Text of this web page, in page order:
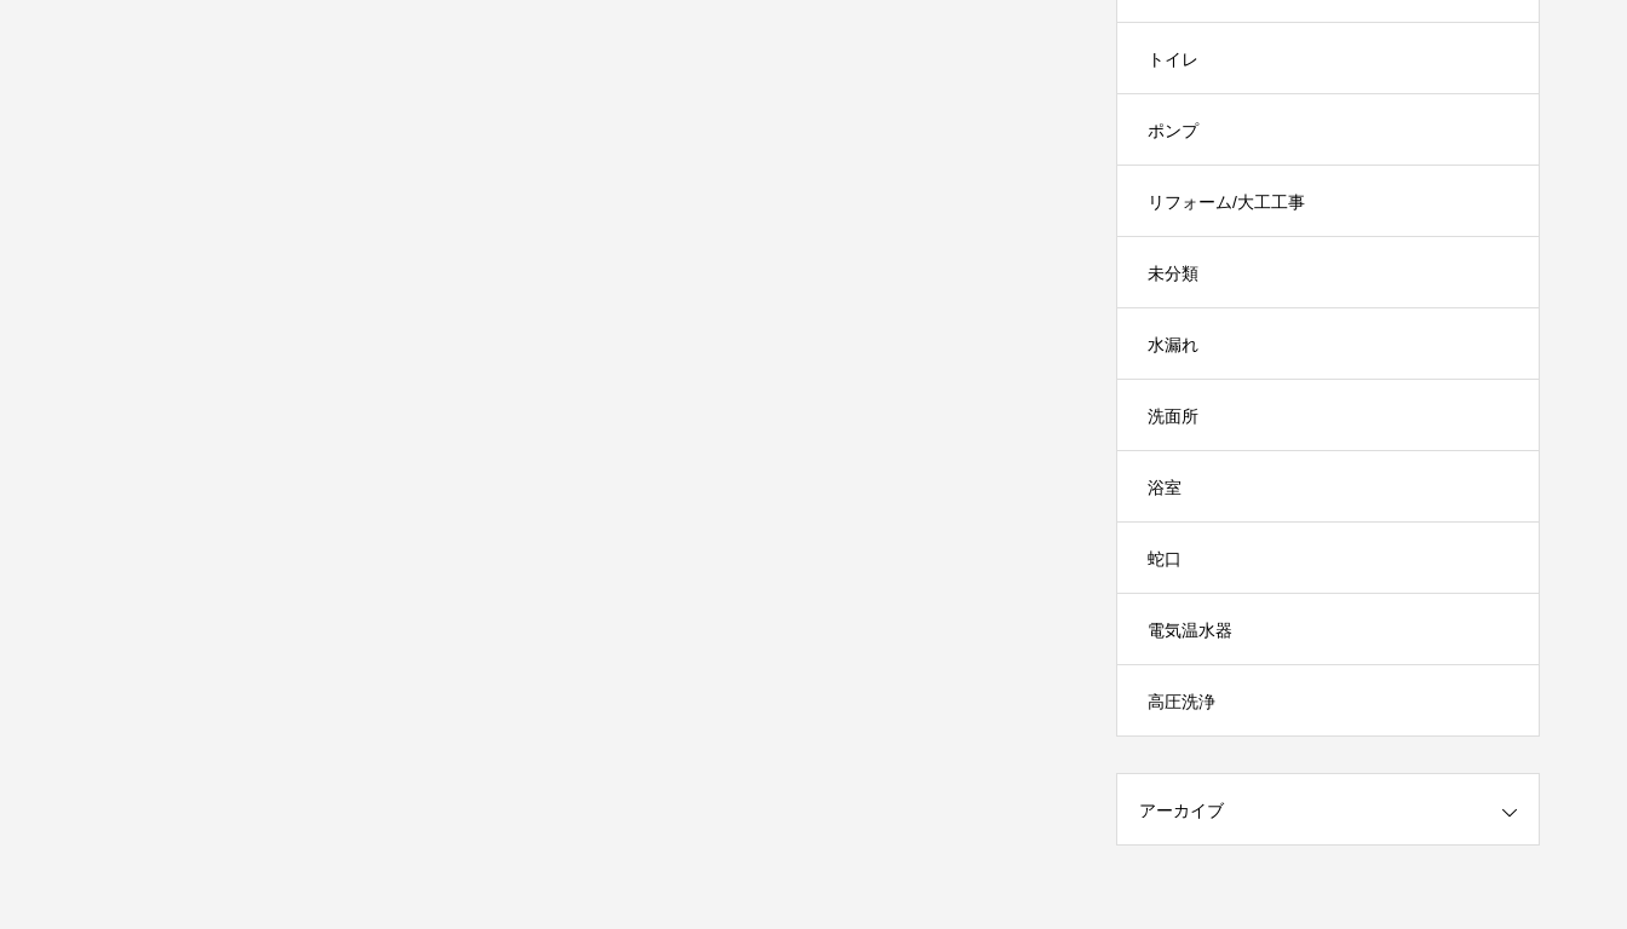
トイレ
ポンプ
リフォーム/大工工事
未分類
水漏れ
洗面所
浴室
蛇口
電気温水器
高圧洗浄
アーカイブ